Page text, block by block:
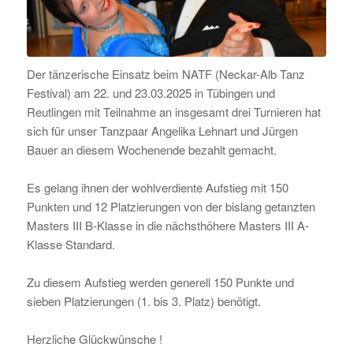
Der tänzerische Einsatz beim NATF (Neckar-Alb Tanz
Festival) am 22. und 23.03.2025 in Tübingen und
Reutlingen mit Teilnahme an insgesamt drei Turnieren hat
sich für unser Tanzpaar Angelika Lehnart und Jürgen
Bauer an diesem Wochenende bezahlt gemacht.
Es gelang ihnen der wohlverdiente Aufstieg mit 150
Punkten und 12 Platzierungen von der bislang getanzten
Masters III B-Klasse in die nächsthöhere Masters III A-
Klasse Standard.
Zu diesem Aufstieg werden generell 150 Punkte und
sieben Platzierungen (1. bis 3. Platz) benötigt.
Herzliche Glückwünsche !